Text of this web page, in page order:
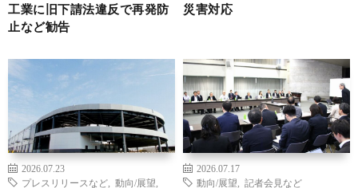
工業に旧下請法違反で再発防
止など勧告
災害対応
2026.07.23
プレスリリースなど
動向/展望
2026.07.17
動向/展望
記者会見など